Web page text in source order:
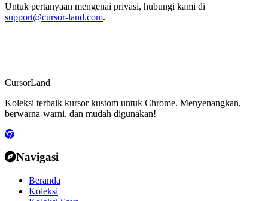
Untuk pertanyaan mengenai privasi, hubungi kami di
support@cursor-land.com.
CursorLand
Koleksi terbaik kursor kustom untuk Chrome. Menyenangkan,
berwarna-warni, dan mudah digunakan!
Navigasi
Beranda
Koleksi